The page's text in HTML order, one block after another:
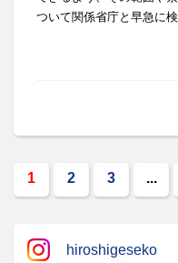
ついて関係省庁と早急に
1 2 3 ...
hiroshigeseko